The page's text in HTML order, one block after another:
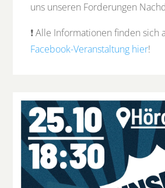
uns unseren Forderungen
❗️ Alle Informationen finden sich
Facebook-Veranstaltung hier!